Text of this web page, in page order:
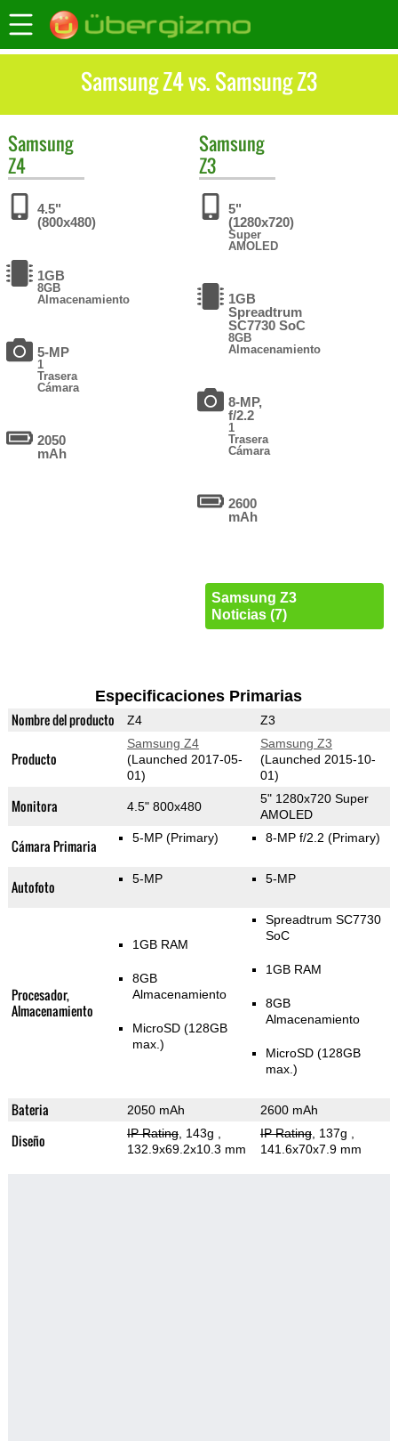
Samsung Z4 vs. Samsung Z3
Samsung
Z4
4.5"
(800x480)
1GB
8GB
Almacenamiento
5-MP
1
Trasera
Cámara
2050
mAh
Samsung
Z3
5"
(1280x720)
Super
AMOLED
1GB
Spreadtrum
SC7730 SoC
8GB
Almacenamiento
8-MP,
f/2.2
1
Trasera
Cámara
2600
mAh
Samsung Z3
Noticias (7)
Especificaciones Primarias
Nombre del producto Z4 Z3
Producto
Samsung Z4
(Launched 2017-05-
01)
Samsung Z3
(Launched 2015-10-
01)
Monitora 4.5" 800x480
5" 1280x720 Super
AMOLED
Cámara Primaria 5-MP (Primary) 8-MP f/2.2 (Primary)
Autofoto 5-MP 5-MP
Procesador,
Almacenamiento
1GB RAM
8GB
Almacenamiento
MicroSD (128GB
max.)
Spreadtrum SC7730
SoC
1GB RAM
8GB
Almacenamiento
MicroSD (128GB
max.)
Bateria 2050 mAh 2600 mAh
Diseño IP Rating, 143g
132.9x69.2x10.3 mm
IP Rating, 137g
141.6x70x7.9 mm